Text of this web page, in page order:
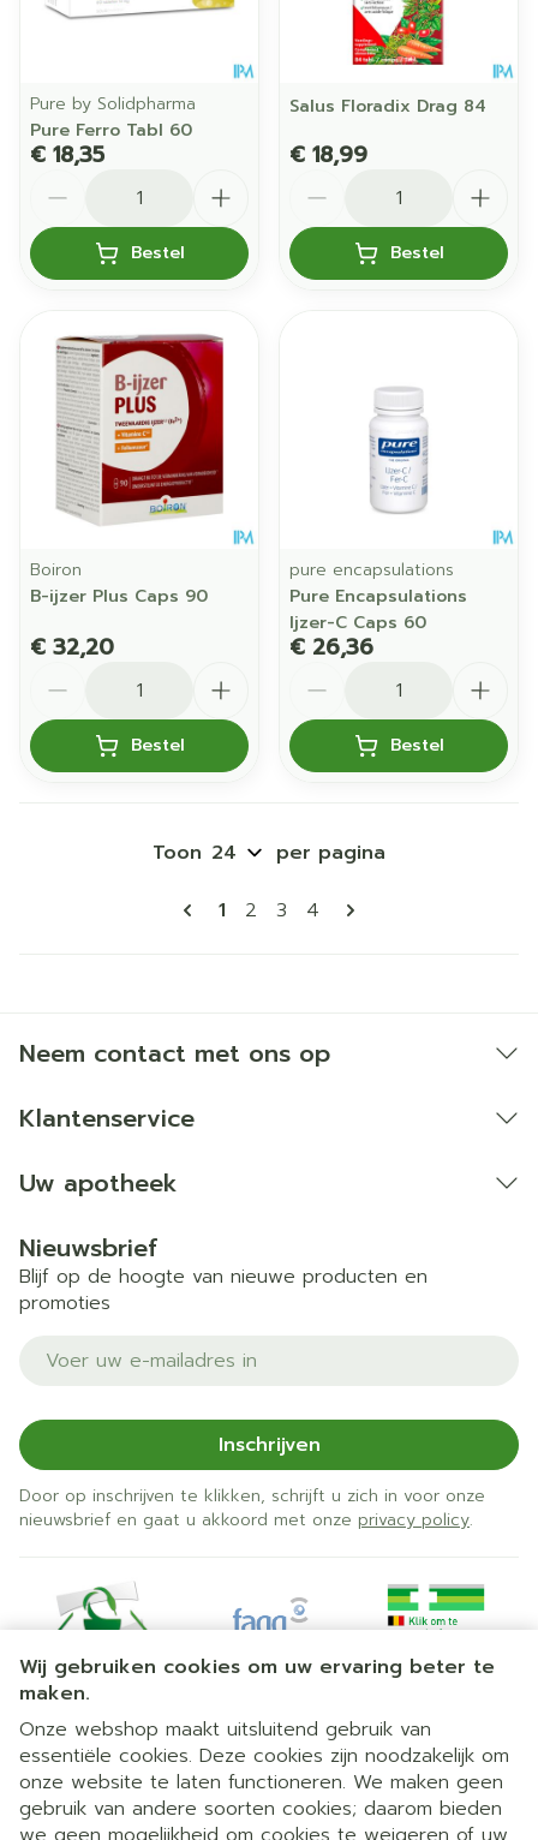
Wij gebruiken cookies om uw ervaring beter te
maken.
Onze webshop maakt uitsluitend gebruik van
essentiële cookies. Deze cookies zijn noodzakelijk om
onze website te laten functioneren. We maken geen
gebruik van andere soorten cookies; daarom bieden
Pure by Solidpharma
Pure Ferro Tabl 60
€ 18,35
Bestel
Salus Floradix Drag 84
€ 18,99
Bestel
Boiron
B-ijzer Plus Caps 90
€ 32,20
Bestel
pure encapsulations
Pure Encapsulations
Ijzer-C Caps 60
€ 26,36
Bestel
Pagina's
U lees momenteel pagina
1 Pagina
2 Pagina
3 Pagina
4
Toon per pagina
Neem contact met ons op
Klantenservice
Uw apotheek
Nieuwsbrief
Blijf op de hoogte van nieuwe producten en
promoties
E-mail adres
Inschrijven
Door op inschrijven te klikken, schrijft u zich in voor onze
nieuwsbrief en gaat u akkoord met onze privacy policy.
Juridische links